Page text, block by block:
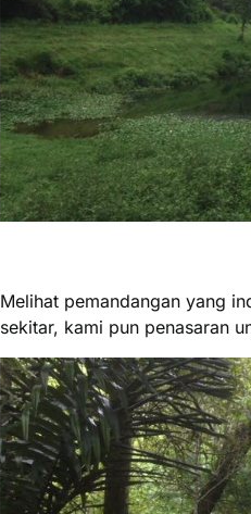
Melihat pemandangan yang
sekitar, kami pun penasaran